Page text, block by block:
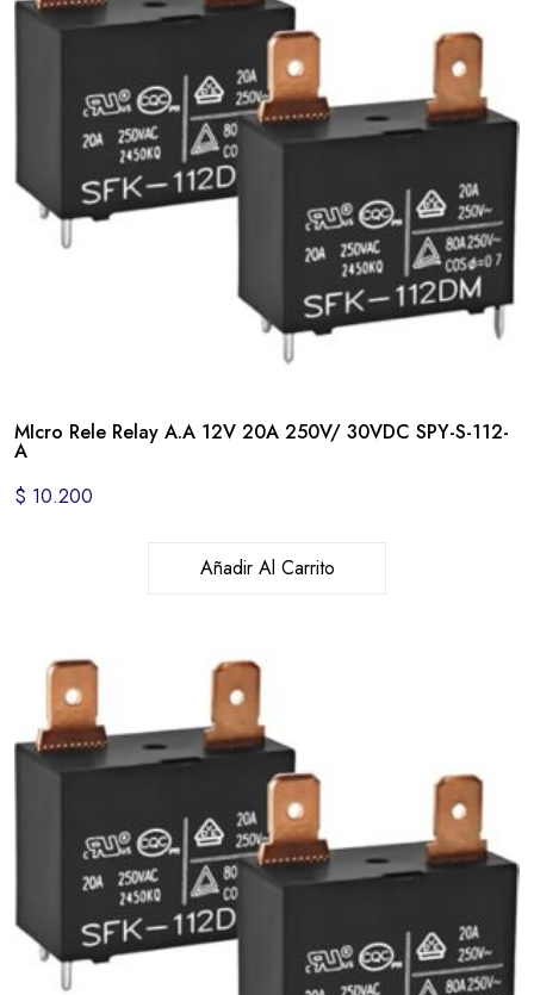
MIcro Rele Relay A.A 12V 20A 250V/ 30VDC SPY-S-112-
A
$ 10.200
Añadir Al Carrito